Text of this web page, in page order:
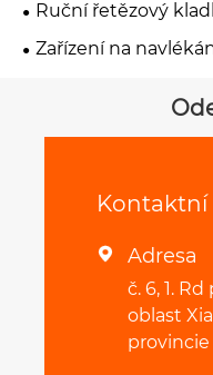
Ruční řetězový
Zařízení na
 Adresa
č. 6, 1.
oblast
provincie